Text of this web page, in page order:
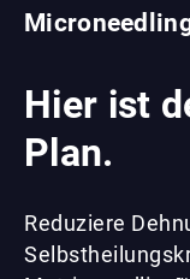
Hier ist
Plan.
Reduziere